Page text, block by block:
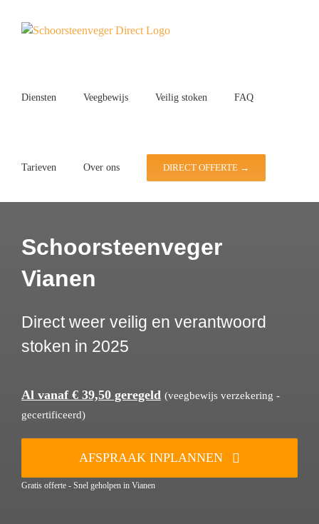
Diensten Veegbewijs Veilig stoken FAQ
Tarieven Over ons DIRECT OFFERTE →
Schoorsteenveger
Vianen
Direct weer veilig en verantwoord
stoken in 2025
Al vanaf € 39,50 geregeld (veegbewijs verzekering -
gecertificeerd)
AFSPRAAK INPLANNEN
Gratis offerte - Snel geholpen in Vianen